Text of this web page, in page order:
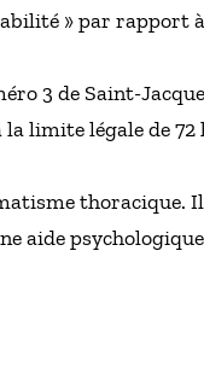
» par rapport
3 de Saint-
limite légale de 72
thoracique.
aide